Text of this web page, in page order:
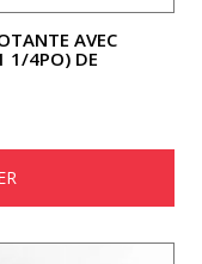
AVEC
1/4PO) DE